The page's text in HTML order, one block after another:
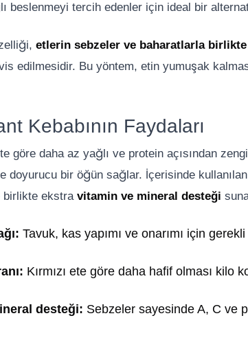
beslenmeyi tercih edenler için ideal bir
etlerin sebzeler ve baharatlarla
edilmesidir. Bu yöntem, etin yumuşak
Kebabının Faydaları
göre daha az yağlı ve protein açısından
doyurucu bir öğün sağlar. İçerisinde
birlikte ekstra vitamin ve mineral desteği
Tavuk, kas yapımı ve onarımı için
Kırmızı ete göre daha hafif olması kilo
desteği: Sebzeler sayesinde A, C ve